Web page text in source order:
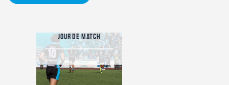
Jour de match
Nevers - RCME
Dimanche 15 juin